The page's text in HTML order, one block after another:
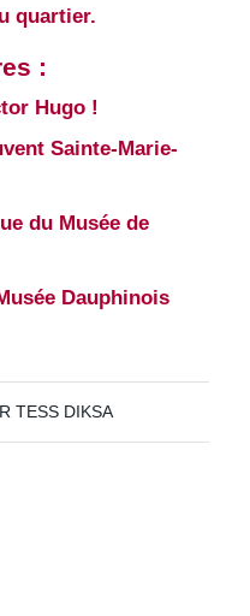
quartier.
:
Hugo !
Sainte-Marie-
du Musée de
Dauphinois
TESS DIKSA